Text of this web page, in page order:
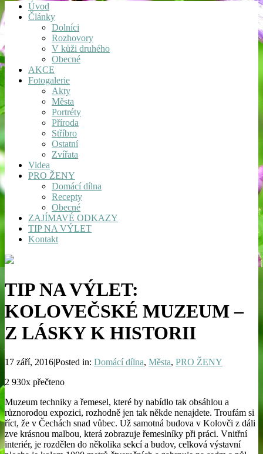
Úvod
Články
Dolníci
Rozhovory
V kůži druhého
Obecné
AKCE
Fotogalerie
Akty
Města
Portréty
Příroda
Stříbro
Ostatní
Zvířata
Videa
PRO ŽENY
Domácí dílna
Recepty
Obecné
ZAJÍMAVÉ ODKAZY
TIP NA VÝLET
Kontakt
TIP NA VÝLET:
KOLOVEČSKÉ MUZEUM –
Z LÁSKY K HISTORII
17 září, 2016|Posted in: Domácí dílna, Města, PRO ŽENY
2 930x přečteno
Muzeum techniky a řemesel, které by nabídlo tak obsáhlou a
různorodou expozici, rozhodně jen tak někde nenajdete. Troufám si
říct, že v Čechách snad vůbec. Už samotná budova v Kolovči z dáli
zve krásnou malbou, která zobrazuje řemeslníky při práci. Vnitřní
interiér, je rozdělen do několika sekcí a budov, celková výstavní